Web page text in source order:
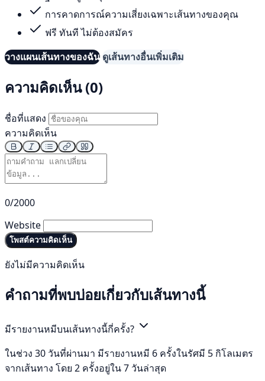
การคาดการณ์ความเสี่ยงเฉพาะเส้นทางของคุณ
ฟรี ทันที ไม่ต้องสมัคร
วางแผนเส้นทางของฉัน ดูเส้นทางอื่นเพิ่มเติม
ความคิดเห็น (0)
ชื่อที่แสดง
ความคิดเห็น
0/2000
Website
โพสต์ความคิดเห็น
ยังไม่มีความคิดเห็น
คำถามที่พบบ่อยเกี่ยวกับเส้นทางนี้
มีรายงานหมีบนเส้นทางนี้กี่ครั้ง?
ในช่วง 30 วันที่ผ่านมา มีรายงานหมี 6 ครั้งในรัศมี 5 กิโลเมตร
จากเส้นทาง โดย 2 ครั้งอยู่ใน 7 วันล่าสุด